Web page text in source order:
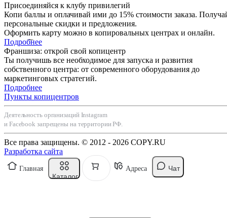
Присоединяйся к клубу привилегий
Копи баллы и оплачивай ими до 15% стоимости заказа.
персональные скидки и предложения.
Оформить карту можно в копировальных центрах и онлайн.
Подробнее
Франшиза: открой свой копицентр
Ты получишь все необходимое для запуска и развития
собственного центра: от современного оборудования до
маркетинговых стратегий.
Подробнее
Пункты копицентров
Деятельность организаций Instagram
и Facebook запрещены на территории РФ.
Все права защищены. © 2012 - 2026 COPY.RU
Разработка сайта
Главная
Каталог
Адреса Чат